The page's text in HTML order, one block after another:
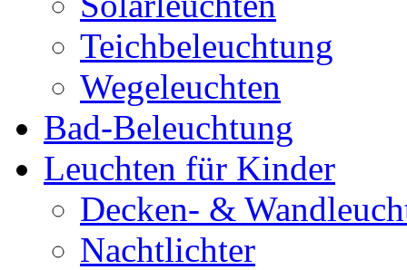
Teichbeleuchtung
Wegeleuchten
Bad-Beleuchtung
Leuchten für Kinder
Decken- &
Nachtlichter